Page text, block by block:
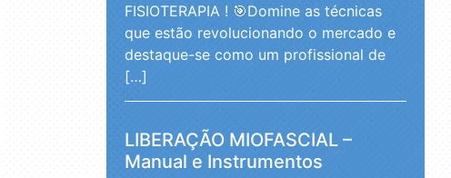
FISIOTERAPIA ! 🎯Domine as técnicas
que estão revolucionando o mercado e
destaque-se como um profissional de
[…]
LIBERAÇÃO MIOFASCIAL –
Manual e Instrumentos